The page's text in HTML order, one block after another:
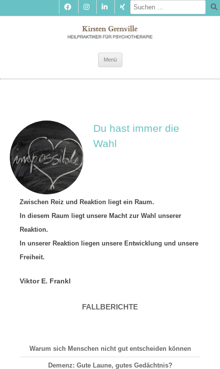
Menü
springen
Du hast immer die
Wahl
Zwischen Reiz und Reaktion liegt ein Raum.
In diesem Raum liegt unsere Macht zur Wahl unserer
Reaktion.
In unserer Reaktion liegen unsere Entwicklung und unsere
Freiheit.
Viktor E. Frankl
FALLBERICHTE
Warum sich Menschen nicht gut entscheiden können
Demenz: Gute Laune, gutes Gedächtnis?